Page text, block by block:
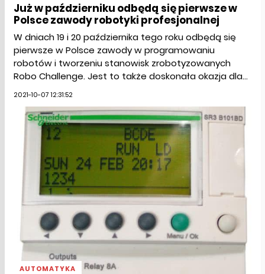
Już w październiku odbędą się pierwsze w
Polsce zawody robotyki profesjonalnej
W dniach 19 i 20 października tego roku odbędą się
pierwsze w Polsce zawody w programowaniu
robotów i tworzeniu stanowisk zrobotyzowanych
Robo Challenge. Jest to także doskonała okazja dla...
2021-10-07 12:31:52
AUTOMATYKA